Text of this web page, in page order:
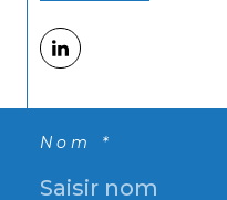
Nom *